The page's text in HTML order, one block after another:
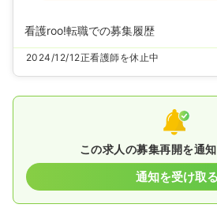
看護roo!転職での募集履歴
2024/12/12正看護師を休止中
この求人の募集再開を通
通知を受け取る